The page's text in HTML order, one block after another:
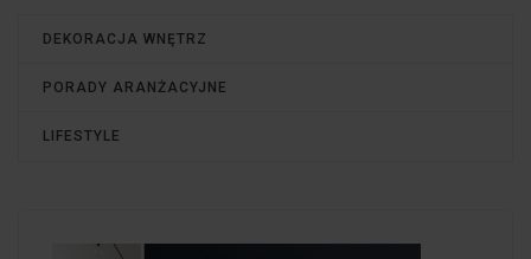
DEKORACJA WNĘTRZ
PORADY ARANŻACYJNE
LIFESTYLE